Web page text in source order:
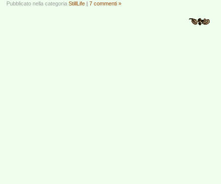
Pubblicato nella categoria StillLife | 7 commenti »